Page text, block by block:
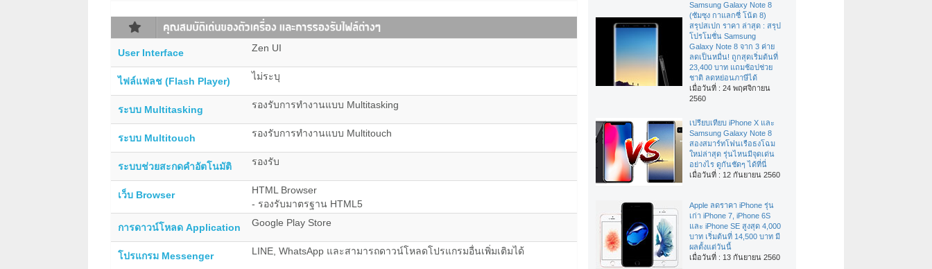
User Interface Zen UI
ไฟล์แฟลช (Flash Player) ไม่ระบุ
ระบบ Multitasking รองรับการทำงานแบบ Multitasking
ระบบ Multitouch รองรับการทำงานแบบ Multitouch
ระบบช่วยสะกดคำอัตโนมัติ รองรับ
เว็บ Browser
HTML Browser
- รองรับมาตรฐาน HTML5
การดาวน์โหลด Application Google Play Store
โปรแกรม Messenger LINE, WhatsApp และสามารถดาวน์โหลดโปรแกรมอื่นเพิ่มเติมได้
Samsung Galaxy Note 8
(ซัมซุง กาแลกซี่ โน้ต 8)
สรุปสเปก ราคา ล่าสุด : สรุป
โปรโมชั่น Samsung
Galaxy Note 8 จาก 3 ค่าย
ลดเป็นหมื่น! ถูกสุดเริ่มต้นที่
23,400 บาท แถมช้อปช่วย
ชาติ ลดหย่อนภาษีได้
เมื่อวันที่ : 24 พฤศจิกายน
2560
เปรียบเทียบ iPhone X และ
Samsung Galaxy Note 8
สองสมาร์ทโฟนเรือธงโฉม
ใหม่ล่าสุด รุ่นไหนมีจุดเด่น
อย่างไร ดูกันชัดๆ ได้ที่นี่
เมื่อวันที่ : 12 กันยายน 2560
Apple ลดราคา iPhone รุ่น
เก่า iPhone 7, iPhone 6S
และ iPhone SE สูงสุด 4,000
บาท เริ่มต้นที่ 14,500 บาท มี
ผลตั้งแต่วันนี้
เมื่อวันที่ : 13 กันยายน 2560